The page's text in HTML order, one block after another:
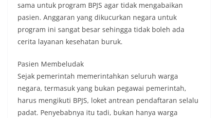
sama untuk program BPJS agar tidak mengabaikan
pasien. Anggaran yang dikucurkan negara untuk
program ini sangat besar sehingga tidak boleh ada
cerita layanan kesehatan buruk.
Pasien Membeludak
Sejak pemerintah memerintahkan seluruh warga
negara, termasuk yang bukan pegawai pemerintah,
harus mengikuti BPJS, loket antrean pendaftaran selalu
padat. Penyebabnya itu tadi, bukan hanya warga